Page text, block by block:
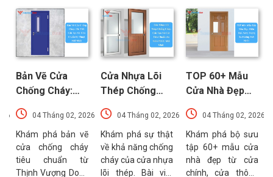
Bản Vẽ Cửa
Chống Cháy:
Chi Tiết Cấu
Tạo Và Tiêu
Chuẩn Kỹ Thuật
Mới Nhất
04 Tháng 02, 2026
Khám phá bản vẽ
cửa chống cháy
tiêu chuẩn từ
Thịnh Vượng Door.
Cửa Nhựa Lõi
Thép Chống
Cháy: Cấu Tạo
Và Các Tiêu
Chuẩn An Toàn
PCCC Mới Nhất
04 Tháng 02, 2026
Khám phá sự thật
về khả năng chống
cháy của cửa nhựa
lõi thép. Bài viết
TOP 60+ Mẫu
Cửa Nhà Đẹp
Hiện Đại, Sang
Trọng Xu
Hướng Mới Nhất
04 Tháng 02, 2026
Khám phá bộ sưu
tập 60+ mẫu cửa
nhà đẹp từ cửa
chính, cửa thông